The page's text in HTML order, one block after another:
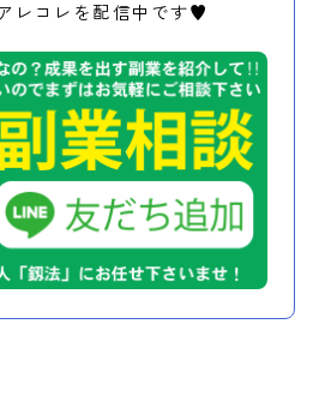
レコレを配信中です♥